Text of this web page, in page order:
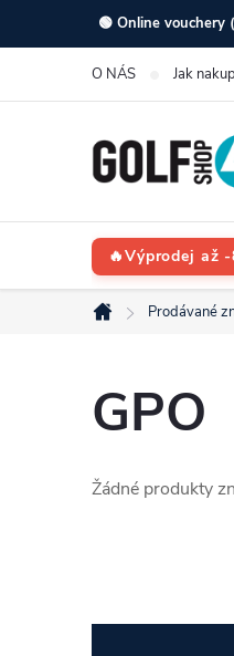
na
🟢 Online vouchery
O NÁS Jak
🔥Výprodej až
Domů
Prodávané
GPO
Žádné produkty